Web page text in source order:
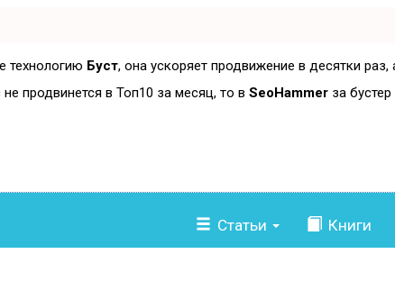
технологию Буст, она ускоряет продвижение в десятки раз,
продвинется в Топ10 за месяц, то в SeoHammer за бустер
Статьи Книги